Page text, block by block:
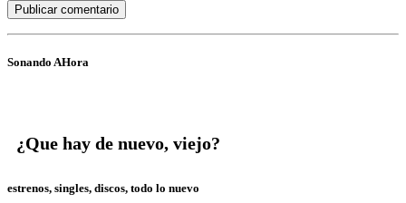
Sonando AHora
¿Que hay de nuevo, viejo?
estrenos, singles, discos, todo lo nuevo